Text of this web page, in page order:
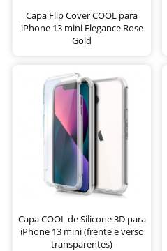
Capa Flip Cover COOL para
iPhone 13 mini Elegance Rose
Gold
Capa COOL de Silicone 3D para
iPhone 13 mini (frente e verso
transparentes)